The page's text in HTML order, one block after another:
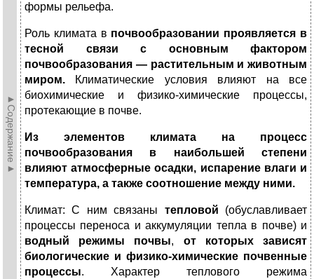
►Содержание►
формы рельефа.
Роль климата в почвообразовании проявляется в
тесной свя­зи с основным фактором
почвообразования — растительным и животным
миром. Климатические условия влияют на все
биохи­мические и физико-химические процессы,
протекающие в почве.
Из элементов климата на процесс
почвообразования в наиболь­шей степени
влияют атмосферные осадки, испарение влаги и
тем­пература, а также соотношение между ними.
Климат: С ним связаны тепловой (обуславливает
процессы переноса и аккумуляции тепла в почве) и
водный режимы почвы, от которых зависят
биологические и физико-химические почвенные
процессы. Характер теплового режима